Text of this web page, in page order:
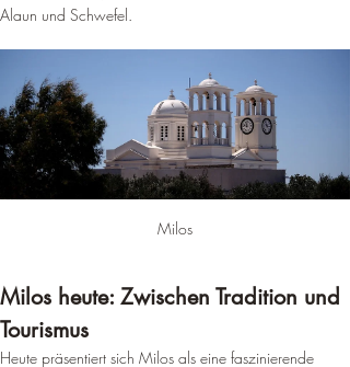
Alaun und Schwefel.
Milos
Milos heute: Zwischen Tradition und
Tourismus
Heute präsentiert sich Milos als eine faszinierende